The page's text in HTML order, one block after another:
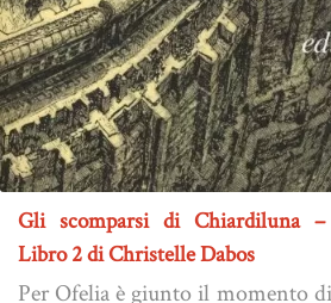
Gli scomparsi di Chiardiluna –
Libro 2 di Christelle Dabos
Per Ofelia è giunto il momento